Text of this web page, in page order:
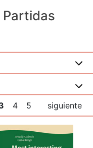
Partidas
4 5 siguiente